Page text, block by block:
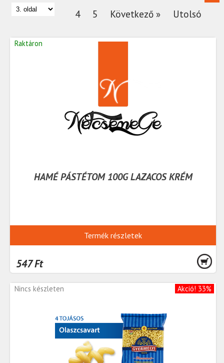
4
5 Következő » Utolsó
Raktáron
HAMÉ PÁSTÉTOM 100G LAZACOS KRÉM
Termék részletek
547 Ft
Akció! 33%
Nincs készleten